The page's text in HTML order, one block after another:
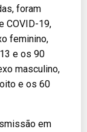
foram
COVID-19,
feminino,
e os 90
masculino,
e os 60
em